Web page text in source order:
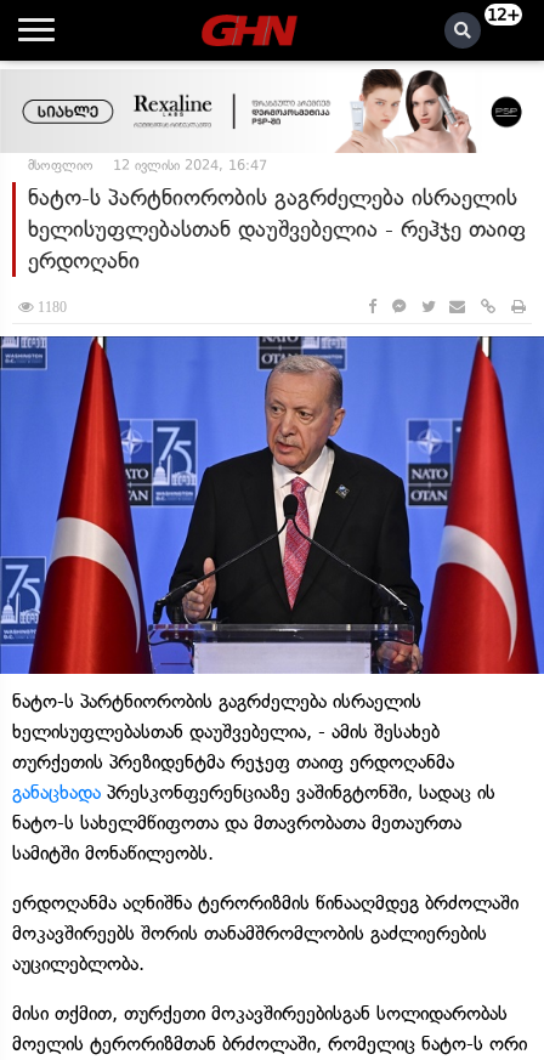
12+
მსოფლიო 12 ივლისი 2024, 16:47
ნატო-ს პარტნიორობის გაგრძელება ისრაელის
ხელისუფლებასთან დაუშვებელია - რეჰჯე თაიფ
ერდოღანი
1180
ნატო-ს პარტნიორობის გაგრძელება ისრაელის
ხელისუფლებასთან დაუშვებელია, - ამის შესახებ
თურქეთის პრეზიდენტმა რეჯეფ თაიფ ერდოღანმა
განაცხადა პრესკონფერენციაზე ვაშინგტონში, სადაც ის
ნატო-ს სახელმწიფოთა და მთავრობათა მეთაურთა
სამიტში მონაწილეობს.
ერდოღანმა აღნიშნა ტერორიზმის წინააღმდეგ ბრძოლაში
მოკავშირეებს შორის თანამშრომლობის გაძლიერების
აუცილებლობა.
მისი თქმით, თურქეთი მოკავშირეებისგან სოლიდარობას
მოელის ტერორიზმთან ბრძოლაში, რომელიც ნატო-ს ორი